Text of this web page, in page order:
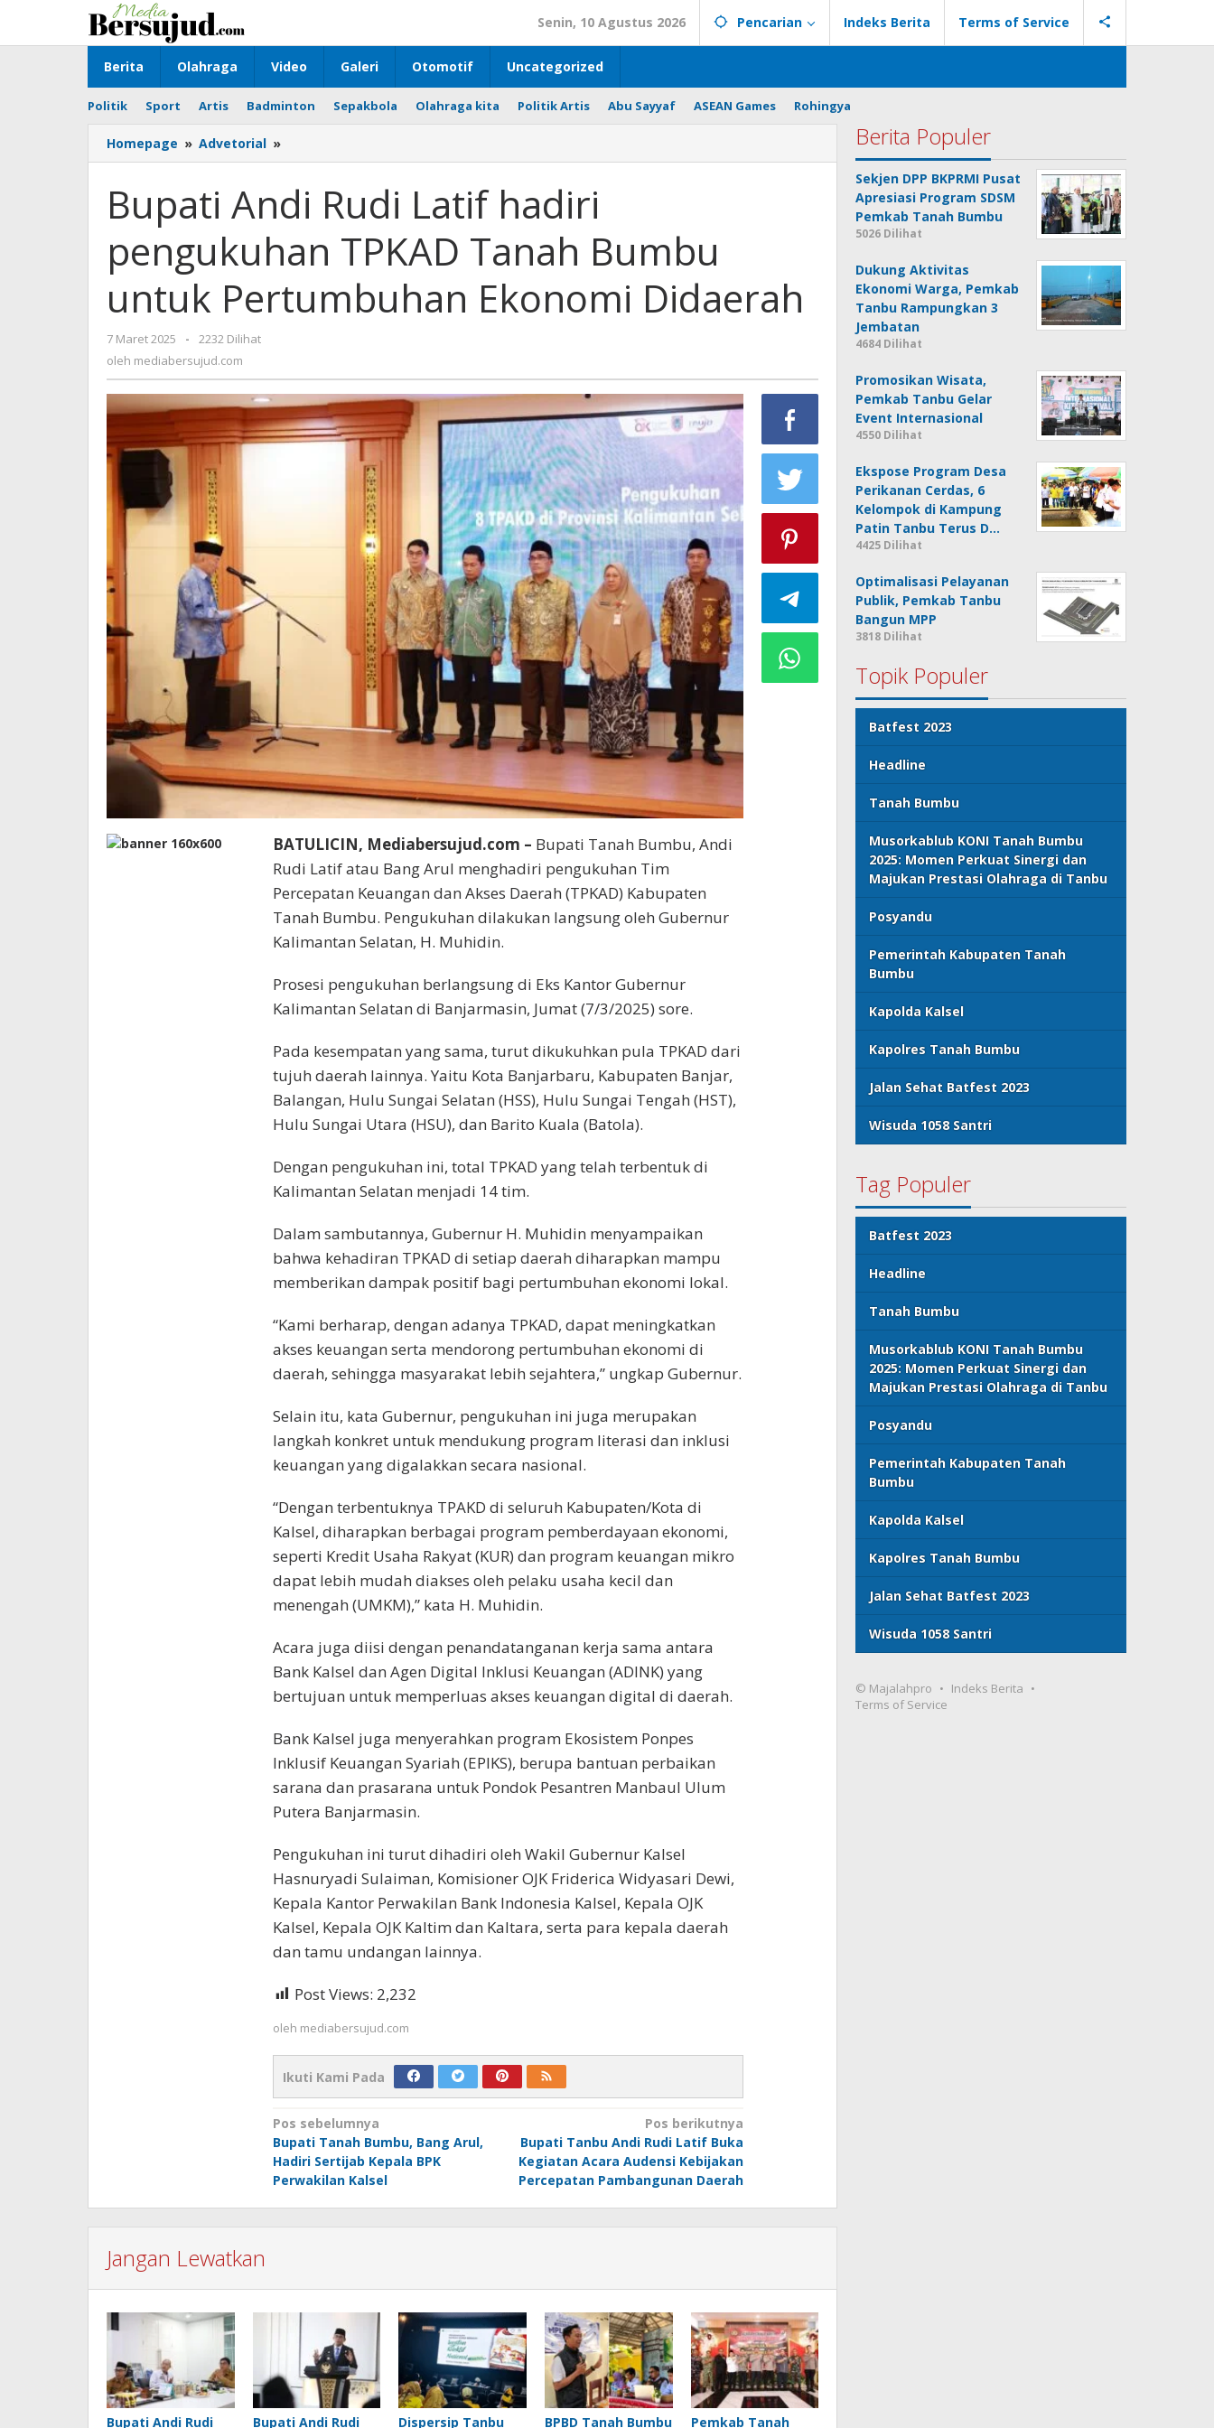
konten
Senin, 10 Agustus 2026 Pencarian Indeks Berita Terms of Service
Berita Olahraga Video Galeri Otomotif Uncategorized
Politik Sport Artis Badminton Sepakbola Olahraga kita Politik Artis Abu Sayyaf ASEAN Games Rohingya
Homepage » Advetorial »
Andi
Latif
hadiri
pengukuhan
TPKAD
Bumbu
untuk
Bupati Andi Rudi Latif hadiri
pengukuhan TPKAD Tanah Bumbu
untuk Pertumbuhan Ekonomi Didaerah
7 Maret 2025
oleh
mediabersujud.com
-
2232 Dilihat
oleh mediabersujud.com
BATULICIN, Mediabersujud.com – Bupati Tanah Bumbu, Andi
Rudi Latif atau Bang Arul menghadiri pengukuhan Tim
Percepatan Keuangan dan Akses Daerah (TPKAD) Kabupaten
Tanah Bumbu. Pengukuhan dilakukan langsung oleh Gubernur
Kalimantan Selatan, H. Muhidin.
Prosesi pengukuhan berlangsung di Eks Kantor Gubernur
Kalimantan Selatan di Banjarmasin, Jumat (7/3/2025) sore.
Pada kesempatan yang sama, turut dikukuhkan pula TPKAD dari
tujuh daerah lainnya. Yaitu Kota Banjarbaru, Kabupaten Banjar,
Balangan, Hulu Sungai Selatan (HSS), Hulu Sungai Tengah (HST),
Hulu Sungai Utara (HSU), dan Barito Kuala (Batola).
Dengan pengukuhan ini, total TPKAD yang telah terbentuk di
Kalimantan Selatan menjadi 14 tim.
Dalam sambutannya, Gubernur H. Muhidin menyampaikan
bahwa kehadiran TPKAD di setiap daerah diharapkan mampu
memberikan dampak positif bagi pertumbuhan ekonomi lokal.
“Kami berharap, dengan adanya TPKAD, dapat meningkatkan
akses keuangan serta mendorong pertumbuhan ekonomi di
daerah, sehingga masyarakat lebih sejahtera,” ungkap Gubernur.
Selain itu, kata Gubernur, pengukuhan ini juga merupakan
langkah konkret untuk mendukung program literasi dan inklusi
keuangan yang digalakkan secara nasional.
“Dengan terbentuknya TPAKD di seluruh Kabupaten/Kota di
Kalsel, diharapkan berbagai program pemberdayaan ekonomi,
seperti Kredit Usaha Rakyat (KUR) dan program keuangan mikro
dapat lebih mudah diakses oleh pelaku usaha kecil dan
menengah (UMKM),” kata H. Muhidin.
Acara juga diisi dengan penandatanganan kerja sama antara
Bank Kalsel dan Agen Digital Inklusi Keuangan (ADINK) yang
bertujuan untuk memperluas akses keuangan digital di daerah.
Bank Kalsel juga menyerahkan program Ekosistem Ponpes
Inklusif Keuangan Syariah (EPIKS), berupa bantuan perbaikan
sarana dan prasarana untuk Pondok Pesantren Manbaul Ulum
Putera Banjarmasin.
Pengukuhan ini turut dihadiri oleh Wakil Gubernur Kalsel
Hasnuryadi Sulaiman, Komisioner OJK Friderica Widyasari Dewi,
Kepala Kantor Perwakilan Bank Indonesia Kalsel, Kepala OJK
Kalsel, Kepala OJK Kaltim dan Kaltara, serta para kepala daerah
dan tamu undangan lainnya.
Post Views: 2,232
oleh mediabersujud.com
Ikuti Kami Pada
Navigasi
pos
Pos sebelumnya
Bupati Tanah Bumbu, Bang Arul,
Hadiri Sertijab Kepala BPK
Perwakilan Kalsel
Pos berikutnya
Bupati Tanbu Andi Rudi Latif Buka
Kegiatan Acara Audensi Kebijakan
Percepatan Pambangunan Daerah
Jangan Lewatkan
Bupati Andi Rudi Bupati Andi Rudi Dispersip Tanbu BPBD Tanah Bumbu Pemkab Tanah
Berita Populer
Sekjen DPP BKPRMI Pusat
Apresiasi Program SDSM
Pemkab Tanah Bumbu
5026 Dilihat
Dukung Aktivitas
Ekonomi Warga, Pemkab
Tanbu Rampungkan 3
Jembatan
4684 Dilihat
Promosikan Wisata,
Pemkab Tanbu Gelar
Event Internasional
4550 Dilihat
Ekspose Program Desa
Perikanan Cerdas, 6
Kelompok di Kampung
Patin Tanbu Terus D…
4425 Dilihat
Optimalisasi Pelayanan
Publik, Pemkab Tanbu
Bangun MPP
3818 Dilihat
Topik Populer
Batfest 2023
Headline
Tanah Bumbu
Musorkablub KONI Tanah Bumbu
2025: Momen Perkuat Sinergi dan
Majukan Prestasi Olahraga di Tanbu
Posyandu
Pemerintah Kabupaten Tanah
Bumbu
Kapolda Kalsel
Kapolres Tanah Bumbu
Jalan Sehat Batfest 2023
Wisuda 1058 Santri
Tag Populer
Batfest 2023
Headline
Tanah Bumbu
Musorkablub KONI Tanah Bumbu
2025: Momen Perkuat Sinergi dan
Majukan Prestasi Olahraga di Tanbu
Posyandu
Pemerintah Kabupaten Tanah
Bumbu
Kapolda Kalsel
Kapolres Tanah Bumbu
Jalan Sehat Batfest 2023
Wisuda 1058 Santri
© Majalahpro
Indeks Berita
Terms of Service